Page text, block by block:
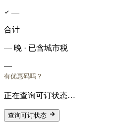
—
合计
— 晚 · 已含城市税
—
有优惠码吗？
正在查询可订状态…
查询可订状态